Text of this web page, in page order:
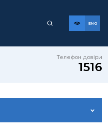
ENG
Телефон довіри
1516